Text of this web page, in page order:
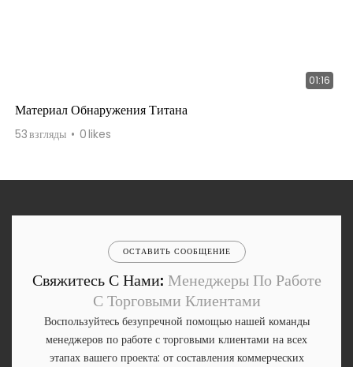
01:16
Материал Обнаружения Титана
53взгляды 0likes
ОСТАВИТЬ СООБЩЕНИЕ
Свяжитесь С Нами: Менеджеры По Работе
С Торговыми Клиентами
Воспользуйтесь безупречной помощью нашей команды
менеджеров по работе с торговыми клиентами на всех
этапах вашего проекта: от составления коммерческих